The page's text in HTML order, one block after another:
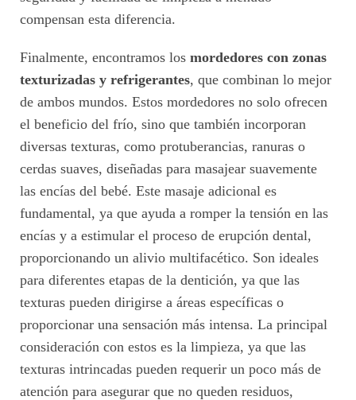
compensan esta diferencia.
Finalmente, encontramos los mordedores con zonas
texturizadas y refrigerantes, que combinan lo mejor
de ambos mundos. Estos mordedores no solo ofrecen
el beneficio del frío, sino que también incorporan
diversas texturas, como protuberancias, ranuras o
cerdas suaves, diseñadas para masajear suavemente
las encías del bebé. Este masaje adicional es
fundamental, ya que ayuda a romper la tensión en las
encías y a estimular el proceso de erupción dental,
proporcionando un alivio multifacético. Son ideales
para diferentes etapas de la dentición, ya que las
texturas pueden dirigirse a áreas específicas o
proporcionar una sensación más intensa. La principal
consideración con estos es la limpieza, ya que las
texturas intrincadas pueden requerir un poco más de
atención para asegurar que no queden residuos,